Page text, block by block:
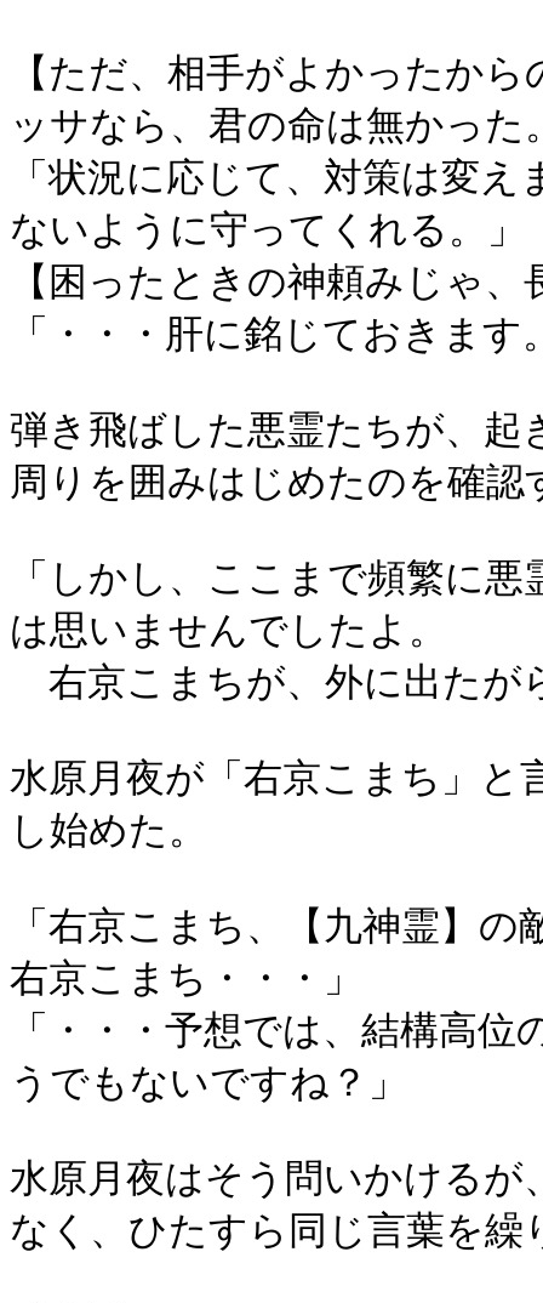
【ただ、相手がよかったか
ッサなら、君の命は無かった
「状況に応じて、対策は変
ないように守ってくれる。」
【困ったときの神頼みじゃ
「・・・肝に銘じておきます
弾き飛ばした悪霊たちが、
周りを囲みはじめたのを確認
「しかし、ここまで頻繁に
は思いませんでしたよ。
右京こまちが、外に出たが
水原月夜が「右京こまち」と
し始めた。
「右京こまち、【九神霊】
右京こまち・・・」
「・・・予想では、結構高
うでもないですね？」
水原月夜はそう問いかける
なく、ひたすら同じ言葉を繰